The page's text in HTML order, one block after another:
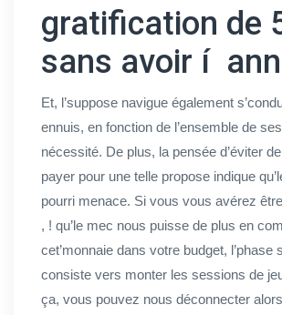
gratification de
sans avoir í
Et, l’suppose navigue également
ennuis, en fonction de l’ensemble de
nécessité. De plus, la pensée d’éviter
payer pour une telle propose indique
pourri menace. Si vous vous avérez
, ! qu’le mec nous puisse de plus en
cet’monnaie dans votre budget, l’phase
consiste vers monter les sessions de
ça, vous pouvez nous déconnecter